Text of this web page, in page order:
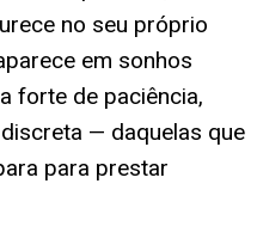
no seu próprio
em sonhos
forte de paciência,
— daquelas que
para prestar